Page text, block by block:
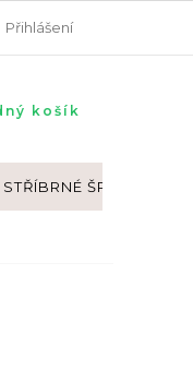
Přihlášení
košík
STŘÍBRNÉ ŠPERKY